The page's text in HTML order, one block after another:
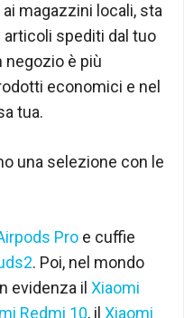
magazzini locali, sta
spediti dal tuo
negozio è più
economici e nel
tua.
una selezione con le
Pro e cuffie
. Poi, nel mondo
evidenza il Xiaomi
Redmi 10, il Xiaomi